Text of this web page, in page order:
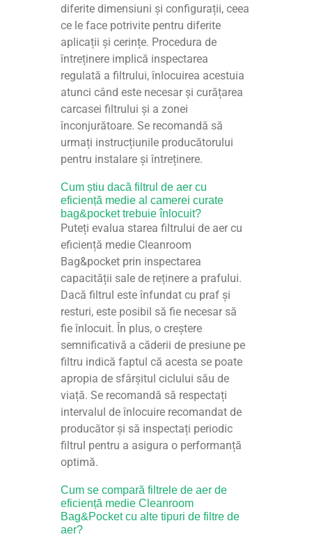
diferite dimensiuni și configurații, ceea
ce le face potrivite pentru diferite
aplicații și cerințe. Procedura de
întreținere implică inspectarea
regulată a filtrului, înlocuirea acestuia
atunci când este necesar și curățarea
carcasei filtrului și a zonei
înconjurătoare. Se recomandă să
urmați instrucțiunile producătorului
pentru instalare și întreținere.
Cum știu dacă filtrul de aer cu
eficiență medie al camerei curate
bag&pocket trebuie înlocuit?
Puteți evalua starea filtrului de aer cu
eficiență medie Cleanroom
Bag&pocket prin inspectarea
capacității sale de reținere a prafului.
Dacă filtrul este înfundat cu praf și
resturi, este posibil să fie necesar să
fie înlocuit. În plus, o creștere
semnificativă a căderii de presiune pe
filtru indică faptul că acesta se poate
apropia de sfârșitul ciclului său de
viață. Se recomandă să respectați
intervalul de înlocuire recomandat de
producător și să inspectați periodic
filtrul pentru a asigura o performanță
optimă.
Cum se compară filtrele de aer de
eficiență medie Cleanroom
Bag&Pocket cu alte tipuri de filtre de
aer?